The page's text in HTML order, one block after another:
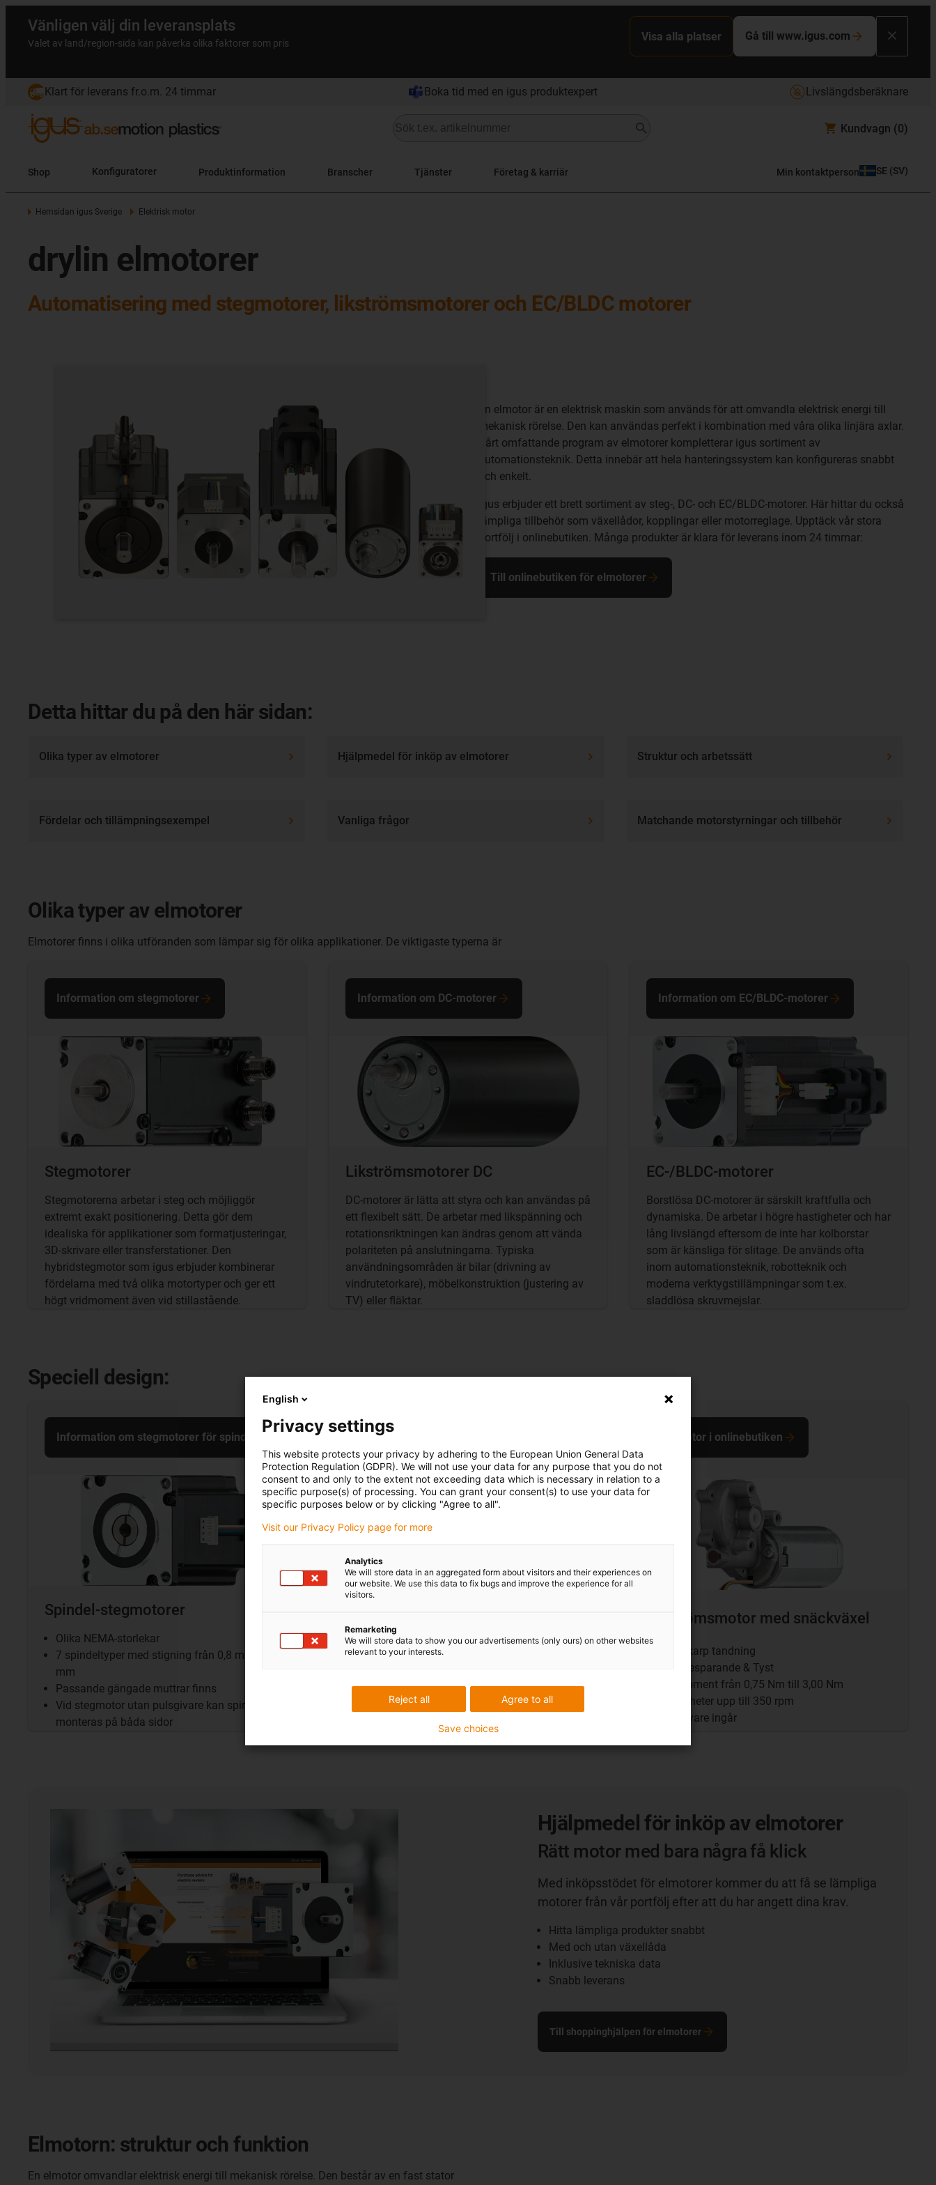
Vänligen välj din leveransplats
Valet av land/region-sida kan påverka olika faktorer som pris
Visa alla platser Gå till www.igus.com
Klart för leverans fr.o.m. 24 timmar Boka tid med en igus produktexpert Livslängdsberäknare
Kundvagn (0)
Shop Konfiguratorer Produktinformation Branscher Tjänster Företag & karriär Min kontaktperson SE (SV)
Hemsidan igus Sverige Elektrisk motor
drylin elmotorer
Automatisering med stegmotorer, likströmsmotorer och EC/BLDC motorer
En elmotor är en elektrisk maskin som används för att omvandla elektrisk energi till
mekanisk rörelse. Den kan användas perfekt i kombination med våra olika linjära axlar.
Vårt omfattande program av elmotorer kompletterar igus sortiment av
automationsteknik. Detta innebär att hela hanteringssystem kan konfigureras snabbt
och enkelt.
igus erbjuder ett brett sortiment av steg-, DC- och EC/BLDC-motorer. Här hittar du också
lämpliga tillbehör som växellådor, kopplingar eller motorreglage. Upptäck vår stora
portfölj i onlinebutiken. Många produkter är klara för leverans inom 24 timmar:
Till onlinebutiken för elmotorer
Detta hittar du på den här sidan:
Olika typer av elmotorer Hjälpmedel för inköp av elmotorer Struktur och arbetssätt
Fördelar och tillämpningsexempel Vanliga frågor Matchande motorstyrningar och tillbehör
Olika typer av elmotorer
Elmotorer finns i olika utföranden som lämpar sig för olika applikationer. De viktigaste typerna är
Stegmotorer
Stegmotorerna arbetar i steg och möjliggör
extremt exakt positionering. Detta gör dem
idealiska för applikationer som formatjusteringar,
3D-skrivare eller transferstationer. Den
hybridstegmotor som igus erbjuder kombinerar
fördelarna med två olika motortyper och ger ett
högt vridmoment även vid stillastående.
Information om stegmotorer
Likströmsmotorer DC
DC-motorer är lätta att styra och kan användas på
ett flexibelt sätt. De arbetar med likspänning och
rotationsriktningen kan ändras genom att vända
polariteten på anslutningarna. Typiska
användningsområden är bilar (drivning av
vindrutetorkare), möbelkonstruktion (justering av
TV) eller fläktar.
Information om DC-motorer
EC-/BLDC-motorer
Borstlösa DC-motorer är särskilt kraftfulla och
dynamiska. De arbetar i högre hastigheter och har
lång livslängd eftersom de inte har kolborstar
som är känsliga för slitage. De används ofta
inom automationsteknik, robotteknik och
moderna verktygstillämpningar som t.ex.
sladdlösa skruvmejslar.
Information om EC/BLDC-motorer
Speciell design:
Spindel-stegmotorer
Olika NEMA-storlekar
7 spindeltyper med stigning från 0,8 mm - 50
mm
Passande gängade muttrar finns
Vid stegmotor utan pulsgivare kan spindeln
monteras på båda sidor
Information om stegmotorer för spindlar
Storlek: NEMA23/flänsmått 56 mm
Hållmoment: 1,30 Nm
Märkström: 4,20 A
Till onlinebutiken för stegmotorer
Likströmsmotor med snäckväxel
Med skarp tandning
Platsbesparande & Tyst
Vridmoment från 0,75 Nm till 3,00 Nm
Hastigheter upp till 350 rpm
Pulsgivare ingår
DC-motor i onlinebutiken
Hjälpmedel för inköp av elmotorer
Rätt motor med bara några få klick
Med inköpsstödet för elmotorer kommer du att få se lämpliga
motorer från vår portfölj efter att du har angett dina krav.
Hitta lämpliga produkter snabbt
Med och utan växellåda
Inklusive tekniska data
Snabb leverans
Till shoppinghjälpen för elmotorer
Elmotorn: struktur och funktion
En elmotor omvandlar elektrisk energi till mekanisk rörelse. Den består av en fast stator
English
Privacy settings
This website protects your privacy by adhering to the European Union General Data
Protection Regulation (GDPR). We will not use your data for any purpose that you do not
consent to and only to the extent not exceeding data which is necessary in relation to a
specific purpose(s) of processing. You can grant your consent(s) to use your data for
specific purposes below or by clicking "Agree to all".
Visit our Privacy Policy page for more
Analytics
We will store data in an aggregated form about visitors and their experiences on
our website. We use this data to fix bugs and improve the experience for all
visitors.
Remarketing
We will store data to show you our advertisements (only ours) on other websites
relevant to your interests.
Agree to all
Reject all
Save choices